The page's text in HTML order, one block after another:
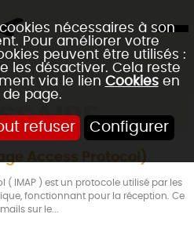
nécessaires à son
Pour améliorer votre
peuvent être utilisés :
les désactiver. Cela reste
via le lien Cookiesen
de page.
refuser Configurer
Access Protocol)
( IMAP ) est un protocole utilisé par les
fonctionnant pour la réception. Ce
sur le...